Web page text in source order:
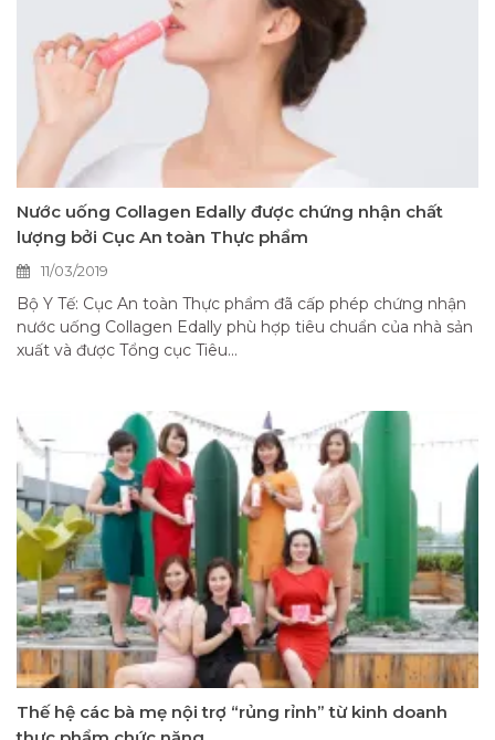
Nước uống Collagen Edally được chứng nhận chất
lượng bởi Cục An toàn Thực phẩm
11/03/2019
Bộ Y Tế: Cục An toàn Thực phẩm đã cấp phép chứng nhận
nước uống Collagen Edally phù hợp tiêu chuẩn của nhà sản
xuất và được Tổng cục Tiêu...
Thế hệ các bà mẹ nội trợ “rủng rỉnh” từ kinh doanh